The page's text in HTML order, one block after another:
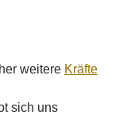
weitere Kräfte
sich uns